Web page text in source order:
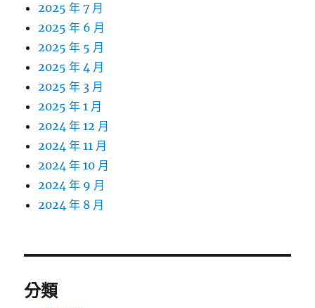
2025 年 7 月
2025 年 6 月
2025 年 5 月
2025 年 4 月
2025 年 3 月
2025 年 1 月
2024 年 12 月
2024 年 11 月
2024 年 10 月
2024 年 9 月
2024 年 8 月
分類